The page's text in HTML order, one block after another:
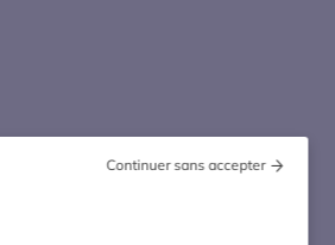
Continuer sans accepter